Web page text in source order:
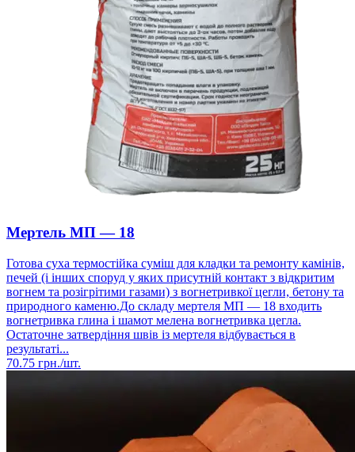
Мертель МП — 18
Готова суха термостійка суміш для кладки та ремонту камінів,
печей (і інших споруд у яких присутній контакт з відкритим
вогнем та розігрітими газами) з вогнетривкої цегли, бетону та
природного каменю.До складу мертеля МП — 18 входить
вогнетривка глина і шамот мелена вогнетривка цегла.
Остаточне затвердіння швів із мертеля відбувається в
результаті...
70.75 грн./шт.